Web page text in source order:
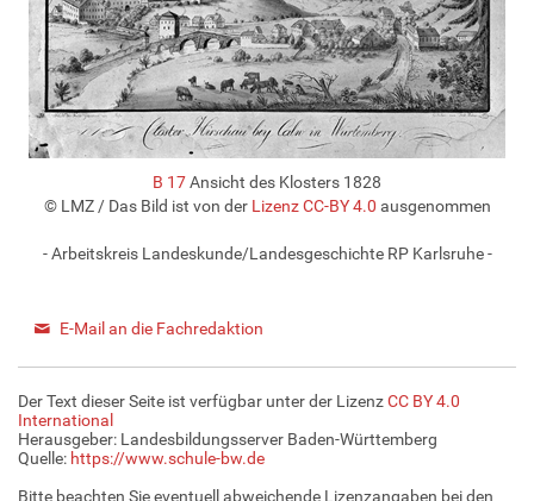
B 17Ansicht des Klosters 1828
© LMZ / Das Bild ist von der Lizenz CC-BY 4.0 ausgenommen
- Arbeitskreis Landeskunde/Landesgeschichte RP Karlsruhe -
E-Mail an die Fachredaktion
Der Text dieser Seite ist verfügbar unter der LizenzCC BY 4.0
International
Herausgeber: Landesbildungsserver Baden-Württemberg
Quelle: https://www.schule-bw.de
Bitte beachten Sie eventuell abweichende Lizenzangaben bei den